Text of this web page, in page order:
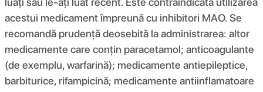
acestui medicament împreună cu inhibitori MAO. Se
recomandă prudență deosebită la administrarea: altor
medicamente care conțin paracetamol; anticoagulante
(de exemplu, warfarină); medicamente antiepileptice,
barbiturice, rifampicină; medicamente antiinflamatoare